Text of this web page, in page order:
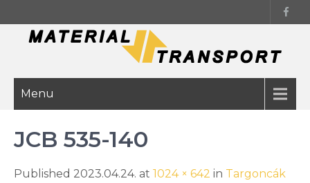
to
content
Menu
JCB 535-140
Published 2023.04.24. at 1024 × 642 in Targoncák